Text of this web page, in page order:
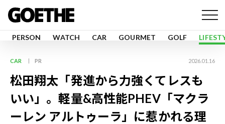
PERSON WATCH CAR GOURMET GOLF
CAR PR 2026.01.16
松田翔太「発進から力強くてレスも
いい」。軽量&高性能PHEV「マクラ
ーレン アルトゥーラ」に惹かれる理